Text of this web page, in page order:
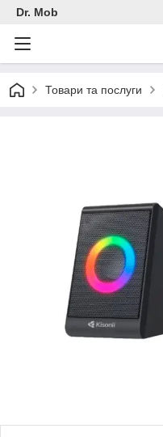
Dr. Mob
Товари та послуги